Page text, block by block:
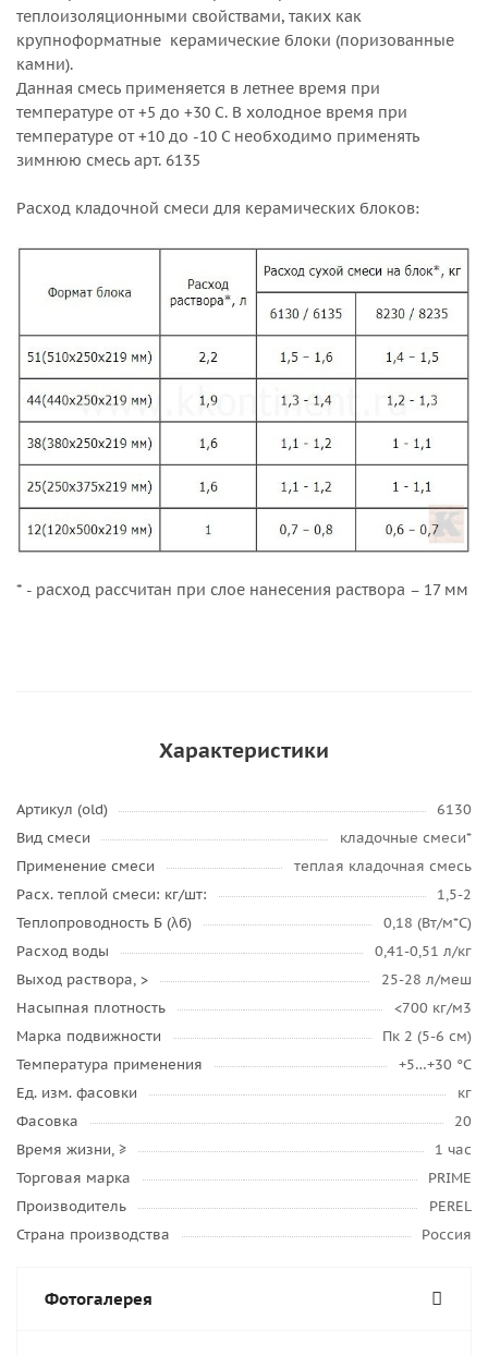
теплоизоляционными свойствами, таких как
крупноформатные керамические блоки (поризованные
камни).
Данная смесь применяется в летнее время при
температуре от +5 до +30 С. В холодное время при
температуре от +10 до -10 С необходимо применять
зимнюю смесь арт. 6135
Расход кладочной смеси для керамических блоков:
* - расход рассчитан при слое нанесения раствора – 17 мм
Характеристики
Артикул (old)
6130
Вид смеси
кладочные смеси*
Применение смеси
теплая кладочная смесь
Расх. теплой смеси: кг/шт:
1,5-2
Теплопроводность Б (λб)
0,18 (Вт/м*С)
Расход воды
0,41-0,51 л/кг
Выход раствора, >
25-28 л/меш
Насыпная плотность
<700 кг/м3
Марка подвижности
Пк 2 (5-6 см)
Температура применения
+5…+30 °C
Ед. изм. фасовки
кг
Фасовка
20
Время жизни, ≥
1 час
Торговая марка
PRIME
Производитель
PEREL
Страна производства
Россия
Фотогалерея